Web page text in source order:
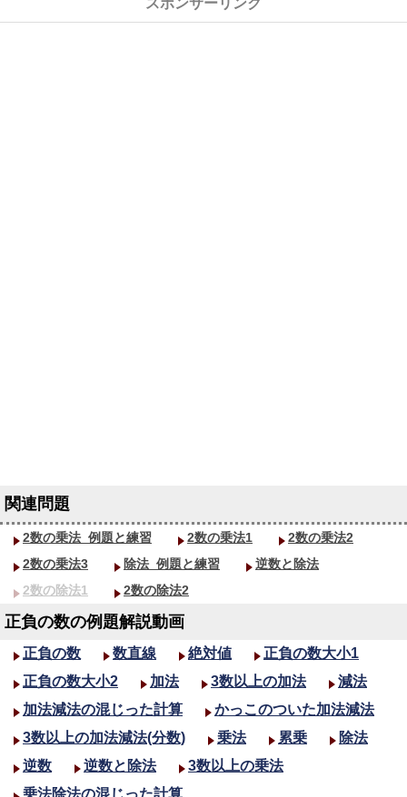
2数の乗法_ 例題と練習 2数の乗法1
2数の乗法2
2数の乗法3
除法_ 例題と練習
逆数と除法
2数の除法1
2数の除法2
正負の数の例題解説動画
正負の数 数直線 絶対値
正負の数大小1
正負の数大小2
加法 3数以上の加法
減法
加法減法の混じった計算
かっこのついた加法減法
3数以上の加法減法(分数)
乗法 累乗
除法
逆数
逆数と除法
3数以上の乗法
乗法除法の混じった計算